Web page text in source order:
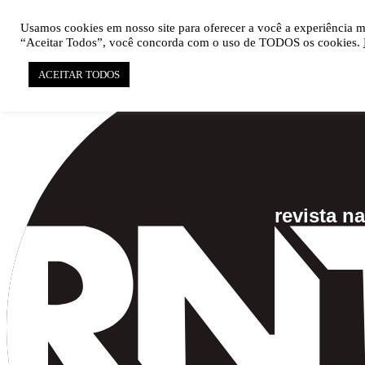
 pauta@revistati.com.br
Usamos cookies em nosso site para oferecer a você a experiência
“Aceitar Todos”, você concorda com o uso de TODOS os cookies.
ACEITAR TODOS